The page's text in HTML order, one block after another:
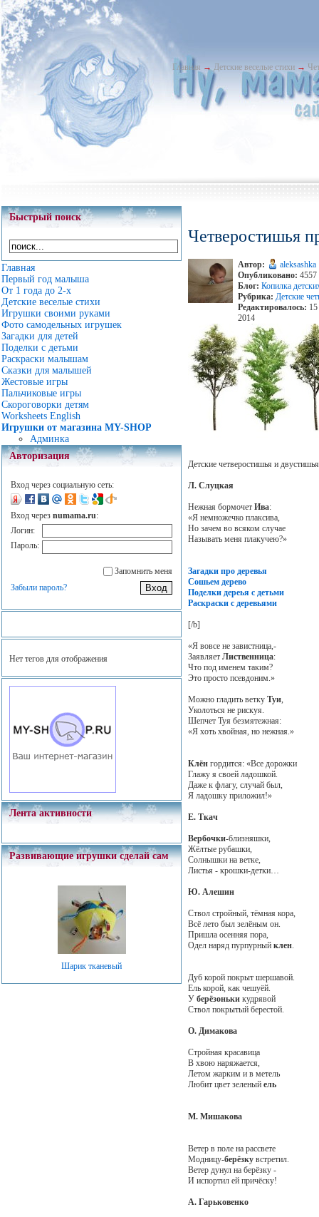
Главная → Детские веселые стихи →
Быстрый поиск
Главная
Первый год малыша
От 1 года до 2-х
Детские веселые стихи
Игрушки своими руками
Фото самодельных игрушек
Загадки для детей
Поделки с детьми
Раскраски малышам
Сказки для малышей
Жестовые игры
Пальчиковые игры
Скороговорки детям
Worksheets English
Игрушки от магазина MY-SHOP
Админка
Авторизация
Вход через социальную сеть:
Вход через numama.ru:
Логин:
Пароль:
Запомнить меня
Забыли пароль?
Нет тегов для отображения
Лента активности
Развивающие игрушки сделай сам
Шарик тканевый
Четверостишья
Автор:
aleksashka
Опубликовано: 4557
Блог: Копилка
Рубрика: Детские
Редактировалось:
2014
Детские четверостишья и
Л. Слуцкая
Нежная бормочет Ива:
«Я немножечко плаксива,
Но зачем во всяком случае
Называть меня плакучею?»
Загадки про деревья
Сошьем дерево
Поделки дереья с детьми
Раскраски с деревьями
[/b]
«Я вовсе не завистница,-
Заявляет Лиственница:
Что под именем таким?
Это просто псевдоним.»
Можно гладить ветку Туи,
Уколоться не рискуя.
Шепчет Туя безмятежная:
«Я хоть хвойная, но нежная.»
Клёнгордится: «Все дорожки
Глажу я своей ладошкой.
Даже к флагу, случай был,
Я ладошку приложил!»
Е. Ткач
Вербочки-близняшки,
Жёлтые рубашки,
Солнышки на ветке,
Листья - крошки-детки…
Ю. Алешин
Ствол стройный, тёмная кора,
Всё лето был зелёным он.
Пришла осенняя пора,
Одел наряд пурпурный клен.
Дуб корой покрыт шершавой.
Ель корой, как чешуёй.
У берёзоньки кудрявой
Ствол покрытый берестой.
О. Димакова
Стройная красавица
В хвою наряжается,
Летом жарким и в метель
Любит цвет зеленый ель
М. Мишакова
Ветер в поле на рассвете
Модницу-берёзкувстретил.
Ветер дунул на берёзку -
И испортил ей причёску!
А. Гарьковенко